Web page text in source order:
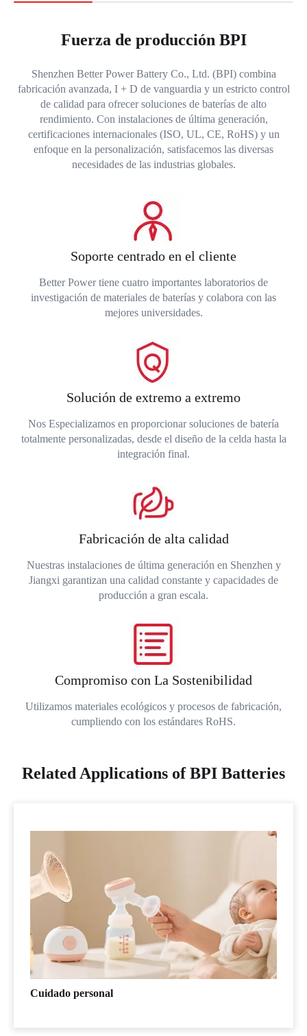
Fuerza de producción BPI
Shenzhen Better Power Battery Co., Ltd. (BPI) combina
fabricación avanzada, I + D de vanguardia y un estricto control
de calidad para ofrecer soluciones de baterías de alto
rendimiento. Con instalaciones de última generación,
certificaciones internacionales (ISO, UL, CE, RoHS) y un
enfoque en la personalización, satisfacemos las diversas
necesidades de las industrias globales.
Soporte centrado en el cliente
Better Power tiene cuatro importantes laboratorios de
investigación de materiales de baterías y colabora con las
mejores universidades.
Solución de extremo a extremo
Nos Especializamos en proporcionar soluciones de batería
totalmente personalizadas, desde el diseño de la celda hasta la
integración final.
Fabricación de alta calidad
Nuestras instalaciones de última generación en Shenzhen y
Jiangxi garantizan una calidad constante y capacidades de
producción a gran escala.
Compromiso con La Sostenibilidad
Utilizamos materiales ecológicos y procesos de fabricación,
cumpliendo con los estándares RoHS.
Related Applications of BPI Batteries
Cuidado personal